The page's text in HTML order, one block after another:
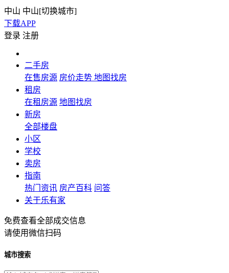
中山 中山[切换城市]
下载APP
登录 注册
二手房
在售房源 房价走势 地图找房
租房
在租房源 地图找房
新房
全部楼盘
小区
学校
卖房
指南
热门资讯 房产百科 问答
关于乐有家
免费查看全部成交信息
请使用微信扫码
城市搜索